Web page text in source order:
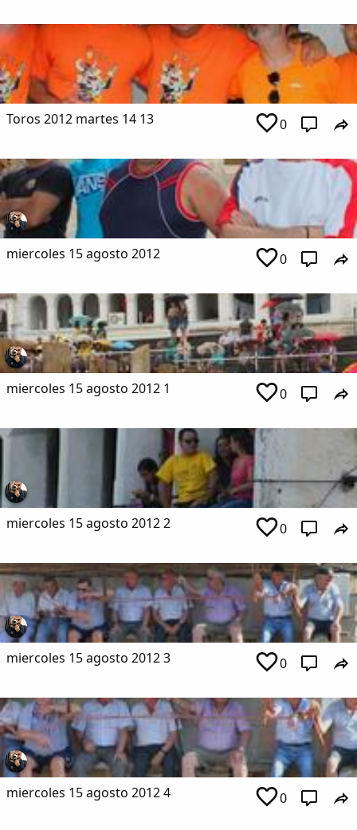
Toros 2012 martes 14 13 0
miercoles 15 agosto 2012 0
miercoles 15 agosto 2012 1 0
miercoles 15 agosto 2012 2 0
miercoles 15 agosto 2012 3 0
miercoles 15 agosto 2012 4 0